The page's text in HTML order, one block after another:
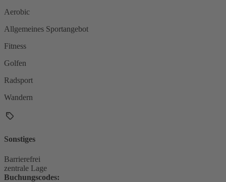
Aerobic
Allgemeines Sportangebot
Fitness
Golfen
Radsport
Wandern
Sonstiges
Barrierefrei
zentrale Lage
Buchungscodes: